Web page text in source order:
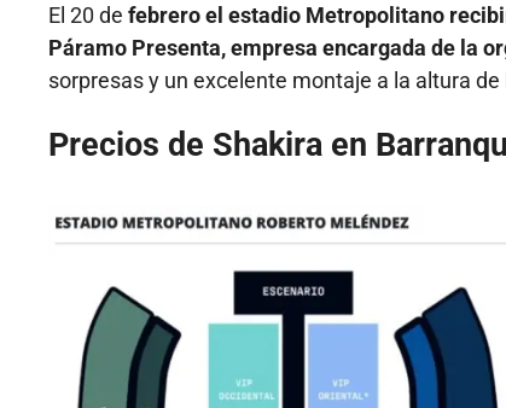
El 20 de febrero el estadio Metropolitano
Páramo Presenta, empresa encargada de la
sorpresas y un excelente montaje a la altura
Precios de Shakira en